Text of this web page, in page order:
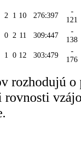
2 1 10 276:397
-
121
0 2 11 309:447
-
138
1 0 12 303:479
-
176
rozhodujú o